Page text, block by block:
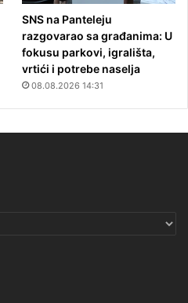
SNS na Panteleju
razgovarao sa građanima: U
fokusu parkovi, igrališta,
vrtići i potrebe naselja
08.08.2026 14:31